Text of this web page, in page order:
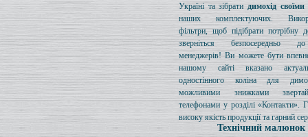
Україні та зібрати димохід
наших комплектуючих.
фільтри, щоб підібрати потрібну
зверніться безпосередньо
менеджерів! Ви можете бути
нашому сайті вказано
одностінного коліна для
можливими знижками
телефонами у розділі «Контакти».
високу якість продукції та гарний
Технічний малюнок